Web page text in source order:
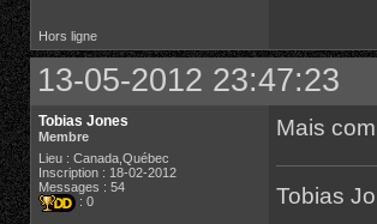
Hors ligne
13-05-2012 23:47:23
Tobias Jones
Membre
Lieu : Canada,Québec
Inscription : 18-02-2012
Messages : 54
: 0
Mais
Tobias